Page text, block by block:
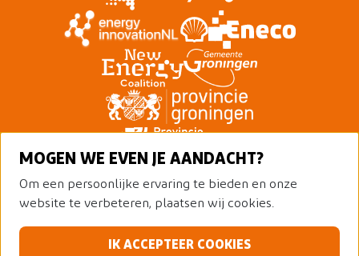
© 2026 Nederland Waterstofland
MOGEN WE EVEN JE AANDACHT?
Om een persoonlijke ervaring te bieden en onze
website te verbeteren, plaatsen wij cookies.
IK ACCEPTEER COOKIES